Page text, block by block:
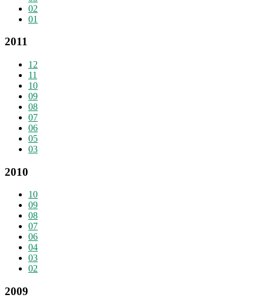
02
01
2011
12
11
10
09
08
07
06
05
03
2010
10
09
08
07
06
04
03
02
2009